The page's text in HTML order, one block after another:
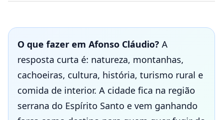
O que fazer em Afonso Cláudio? A
resposta curta é: natureza, montanhas,
cachoeiras, cultura, história, turismo rural e
comida de interior. A cidade fica na região
serrana do Espírito Santo e vem ganhando